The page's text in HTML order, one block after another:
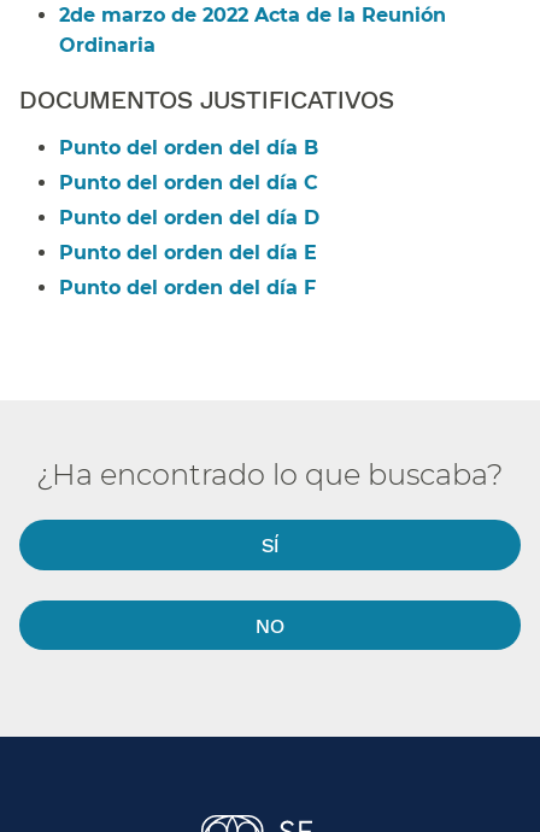
2de marzo de 2022 Acta de la Reunión
Ordinaria​​
DOCUMENTOS JUSTIFICATIVOS​​
Punto del orden del día B​​
Punto del orden del día C​​
Punto del orden del día D​​
Punto del orden del día E​​
Punto del orden del día F​​
¿Ha encontrado lo que buscaba?​​
SÍ​​
NO​​